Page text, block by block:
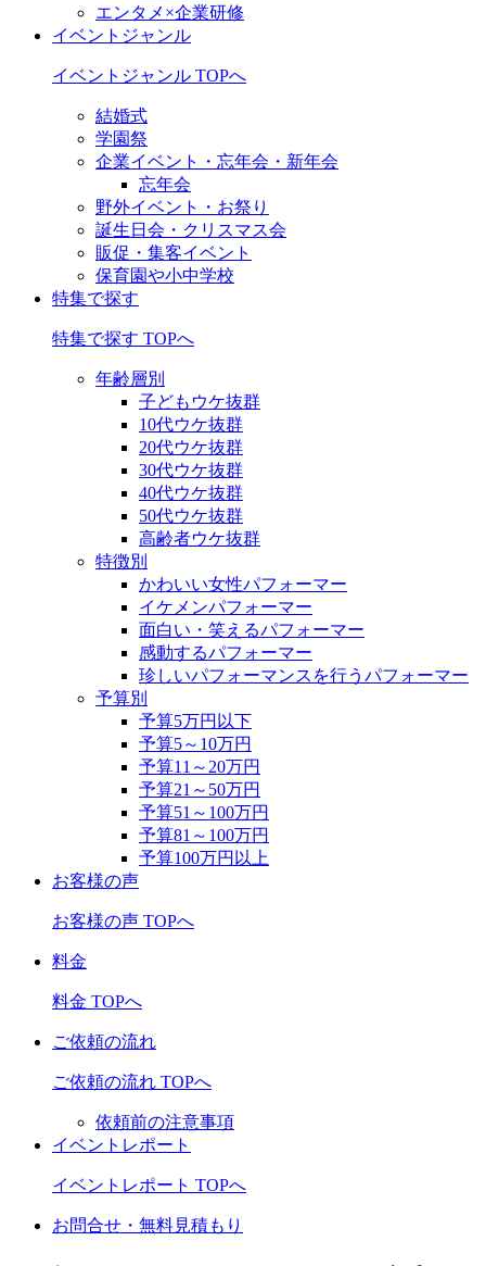
エンタメ×企業研修
イベントジャンル
イベントジャンル TOPへ
結婚式
学園祭
企業イベント・忘年会・新年会
忘年会
野外イベント・お祭り
誕生日会・クリスマス会
販促・集客イベント
保育園や小中学校
特集で探す
特集で探す TOPへ
年齢層別
子どもウケ抜群
10代ウケ抜群
20代ウケ抜群
30代ウケ抜群
40代ウケ抜群
50代ウケ抜群
高齢者ウケ抜群
特徴別
かわいい女性パフォーマー
イケメンパフォーマー
面白い・笑えるパフォーマー
感動するパフォーマー
珍しいパフォーマンスを行うパフォーマー
予算別
予算5万円以下
予算5～10万円
予算11～20万円
予算21～50万円
予算51～100万円
予算81～100万円
予算100万円以上
お客様の声
お客様の声 TOPへ
料金
料金 TOPへ
ご依頼の流れ
ご依頼の流れ TOPへ
依頼前の注意事項
イベントレポート
イベントレポート TOPへ
お問合せ・無料見積もり